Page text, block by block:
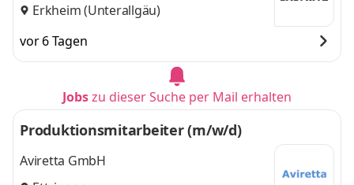
Erkheim (Unterallgäu)
vor 6 Tagen
Jobszu dieser Suche per Mail erhalten
Produktionsmitarbeiter (m/w/d)
Aviretta GmbH